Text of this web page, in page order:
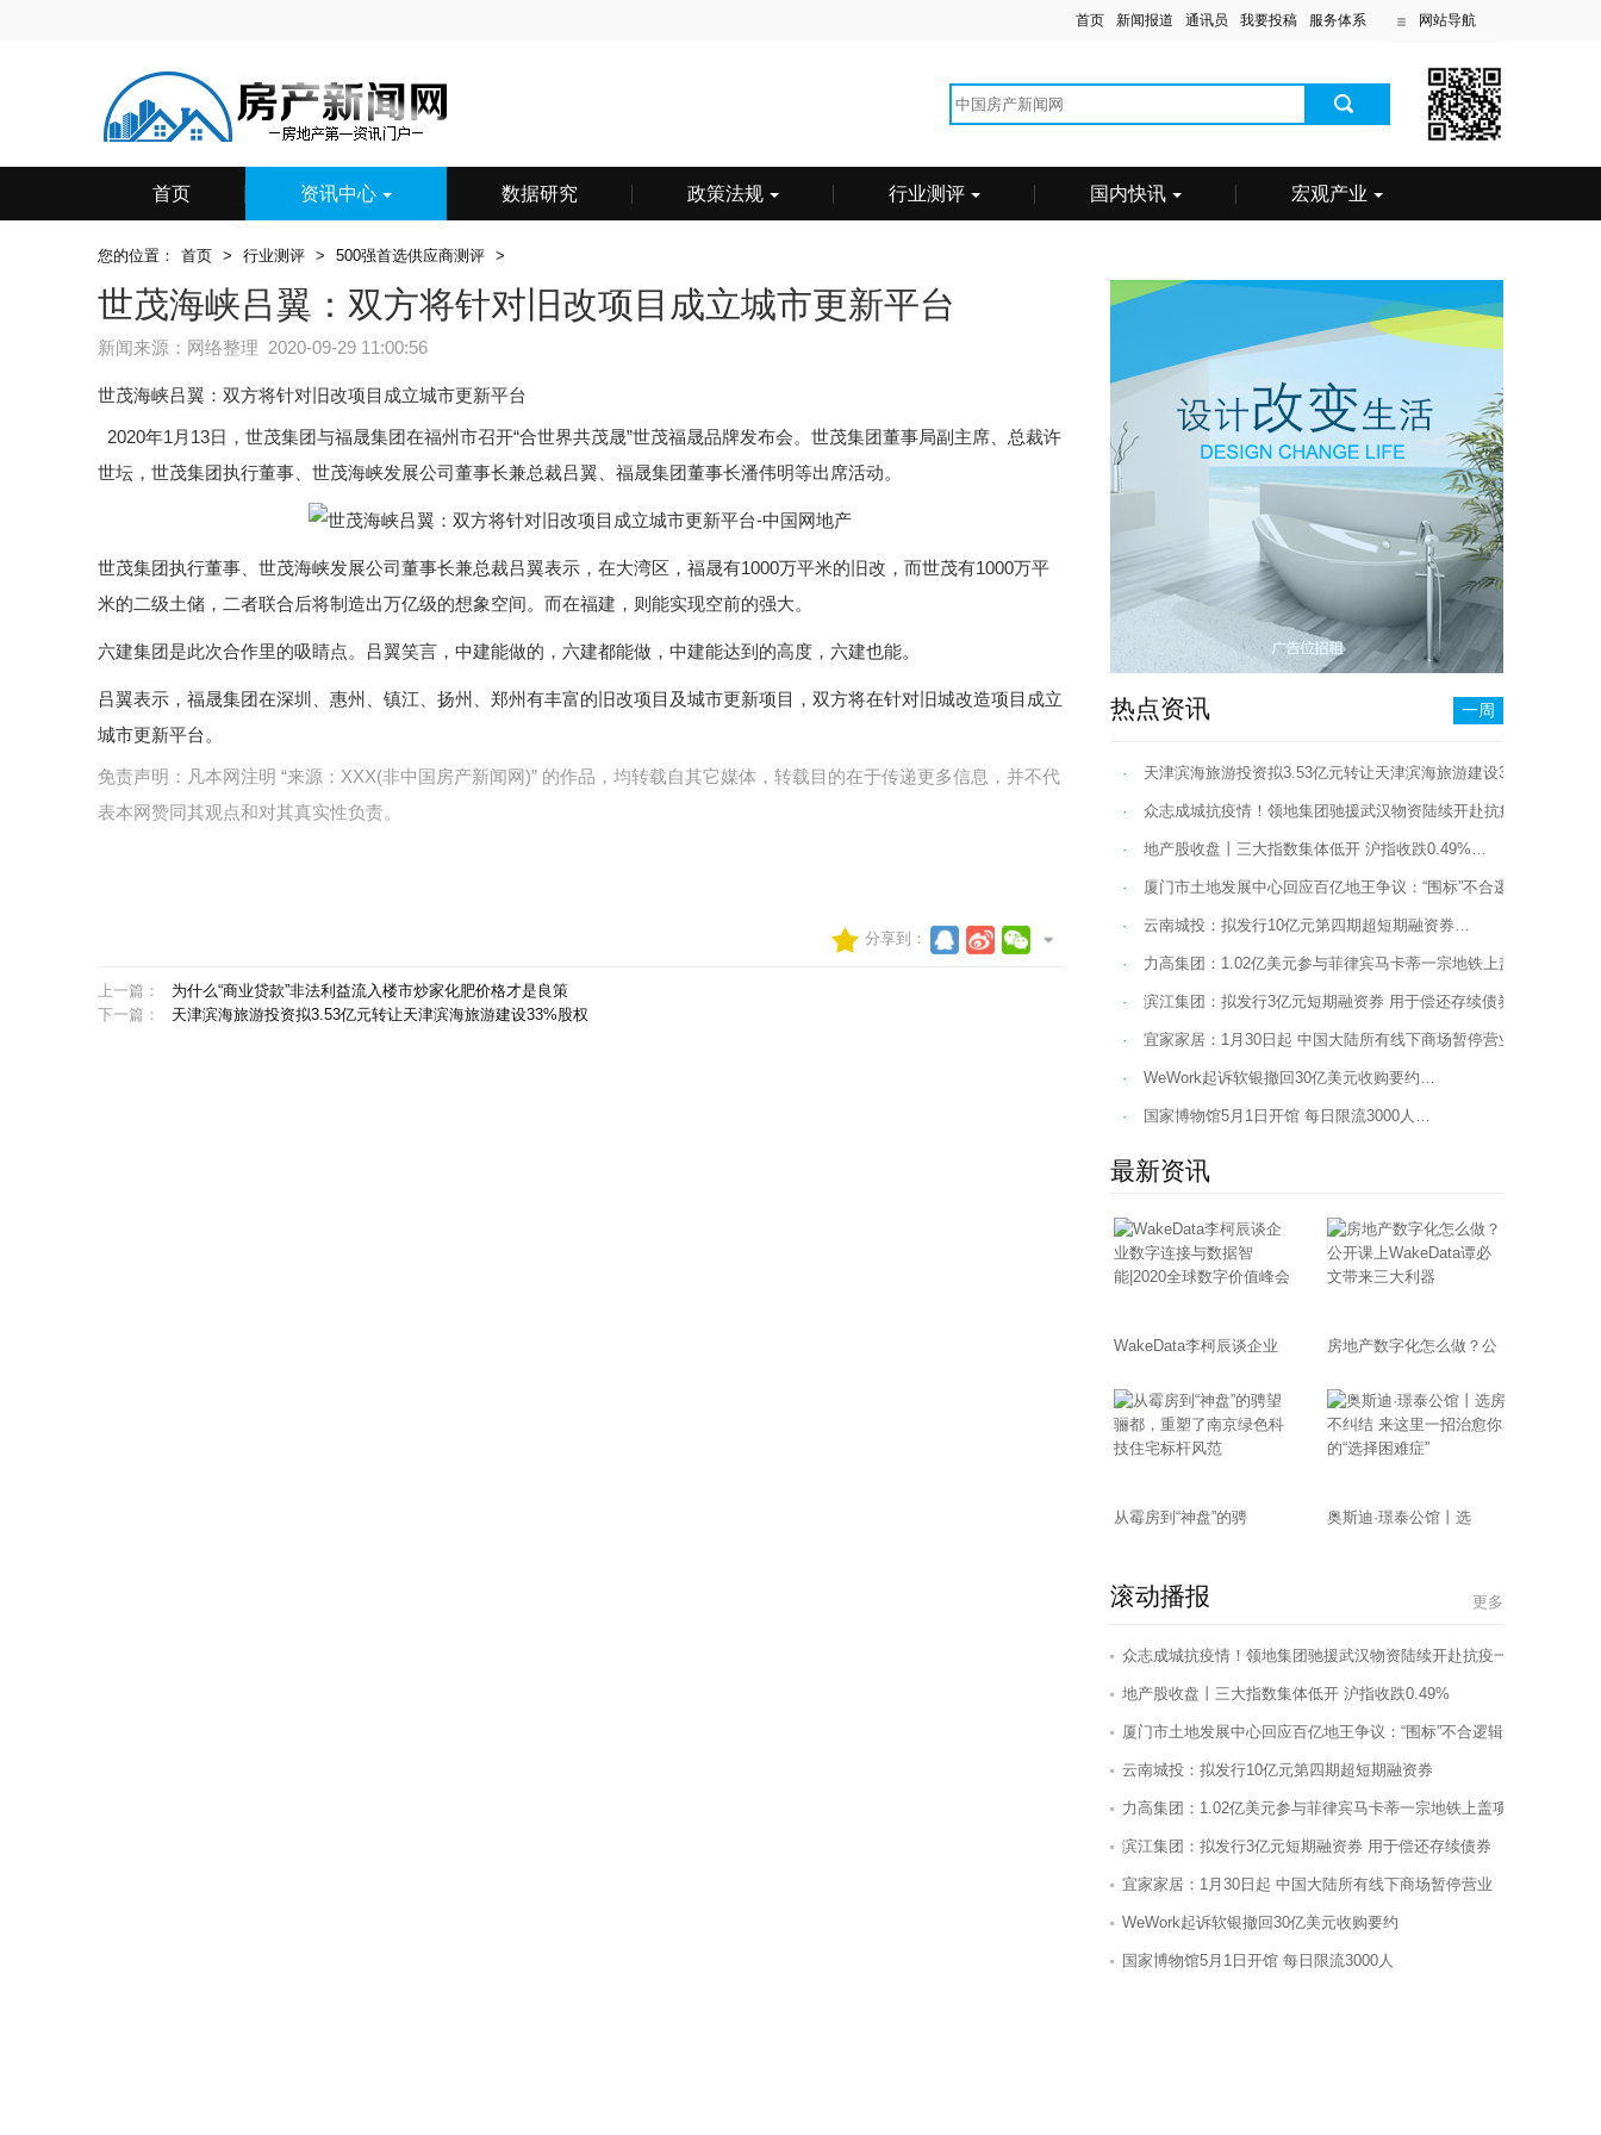
首页 新闻报道 通讯员 我要投稿 服务体系 网站导航
首页 资讯中心 数据研究 政策法规 行业测评 国内快讯 宏观产业
您的位置： 首页 > 行业测评 > 500强首选供应商测评 >
世茂海峡吕翼：双方将针对旧改项目成立城市更新平台
新闻来源：网络整理 2020-09-29 11:00:56
世茂海峡吕翼：双方将针对旧改项目成立城市更新平台
2020年1月13日，世茂集团与福晟集团在福州市召开“合世界共茂晟”世茂福晟品牌发布会。世茂集团董事局副主席、总裁许
世坛，世茂集团执行董事、世茂海峡发展公司董事长兼总裁吕翼、福晟集团董事长潘伟明等出席活动。
世茂集团执行董事、世茂海峡发展公司董事长兼总裁吕翼表示，在大湾区，福晟有1000万平米的旧改，而世茂有1000万平
米的二级土储，二者联合后将制造出万亿级的想象空间。而在福建，则能实现空前的强大。
六建集团是此次合作里的吸睛点。吕翼笑言，中建能做的，六建都能做，中建能达到的高度，六建也能。
吕翼表示，福晟集团在深圳、惠州、镇江、扬州、郑州有丰富的旧改项目及城市更新项目，双方将在针对旧城改造项目成立
城市更新平台。
免责声明：凡本网注明 “来源：XXX(非中国房产新闻网)” 的作品，均转载自其它媒体，转载目的在于传递更多信息，并不代
表本网赞同其观点和对其真实性负责。
分享到：
上一篇：
为什么“商业贷款”非法利益流入楼市炒家化肥价格才是良策
下一篇：
天津滨海旅游投资拟3.53亿元转让天津滨海旅游建设33%股权
热点资讯 一周
· 天津滨海旅游投资拟3.53亿元转让天津滨海旅游建设33%股权…
· 众志成城抗疫情！领地集团驰援武汉物资陆续开赴抗疫一线…
· 地产股收盘丨三大指数集体低开 沪指收跌0.49%…
· 厦门市土地发展中心回应百亿地王争议：“围标”不合逻辑…
· 云南城投：拟发行10亿元第四期超短期融资券…
· 力高集团：1.02亿美元参与菲律宾马卡蒂一宗地铁上盖项目运营…
· 滨江集团：拟发行3亿元短期融资券 用于偿还存续债券…
· 宜家家居：1月30日起 中国大陆所有线下商场暂停营业…
· WeWork起诉软银撤回30亿美元收购要约…
· 国家博物馆5月1日开馆 每日限流3000人…
最新资讯
WakeData李柯辰谈企业 房地产数字化怎么做？公
从霉房到“神盘”的骋 奥斯迪·璟泰公馆丨选
滚动播报 更多
地产股收盘丨三大指数集体低开 沪指收跌0.49%
厦门市土地发展中心回应百亿地王争议：“围标”不合逻辑
云南城投：拟发行10亿元第四期超短期融资券
力高集团：1.02亿美元参与菲律宾马卡蒂一宗地铁上盖项目运营
滨江集团：拟发行3亿元短期融资券 用于偿还存续债券
宜家家居：1月30日起 中国大陆所有线下商场暂停营业
WeWork起诉软银撤回30亿美元收购要约
国家博物馆5月1日开馆 每日限流3000人
年报-宝新置地：2019年归属股东净利润3.85亿港元 同比增加274.11%